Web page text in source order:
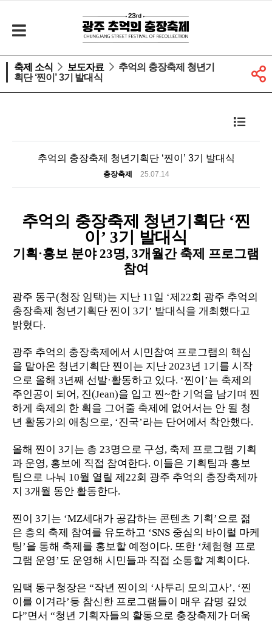
축제 소식 보도자료
추억의 충장축제 청년기
획단 ‘찐이’ 3기 발대식
추억의 충장축제 청년기획단 ‘찐이’ 3기 발대식
충장축제 25.07.14
추억의 충장축제 청년기획단 ‘찐
이 ’ 3기 발대식
기획 ·홍보 분야23명, 3개월간 축제 프로그램
참여
광주 동구(청장 임택)는 지난 11일 ‘제22회 광주 추억의
충장축제 청년기획단 찐이 3기 ’ 발대식을 개최했다고
밝혔다.
광주 추억의 충장축제에서 시민참여 프로그램의 핵심
을 맡아온 청년기획단 찐이는 지난 2023년 1기를 시작
으로 올해 3년째 선발·활동하고 있다. ‘찐이 ’는 축제의
주인공이 되어 , 진(Jean)을 입고 찐~한 기억을 남기며 찐
하게 축제의 한 획을 그어줄 축제에 없어서는 안 될 청
년 활동가의 애칭으로, ‘진국’라는 단어에서 착안했다.
올해 찐이 3기는 총 23명으로 구성, 축제 프로그램 기획
과 운영, 홍보에 직접 참여한다. 이들은 기획팀과 홍보
팀으로 나눠 10월 열릴 제22회 광주 추억의 충장축제까
지 3개월 동안 활동한다.
찐이 3기는 ‘MZ세대가 공감하는 콘텐츠 기획’으로 젊
은 층의 축제 참여를 유도하고 ‘SNS 중심의 바이럴 마케
팅’을 통해 축제를 홍보할 예정이다. 또한 ‘체험형 프로
그램 운영’도 운영해 시민들과 직접 소통할 계획이다.
임택 동구청장은 “작년 찐이의 ‘사투리 모의고사’, ‘찐
이를 이겨라’등 참신한 프로그램들이 매우 감명 깊었
다”면서 “청년 기획자들의 활동으로 충장축제가 더욱